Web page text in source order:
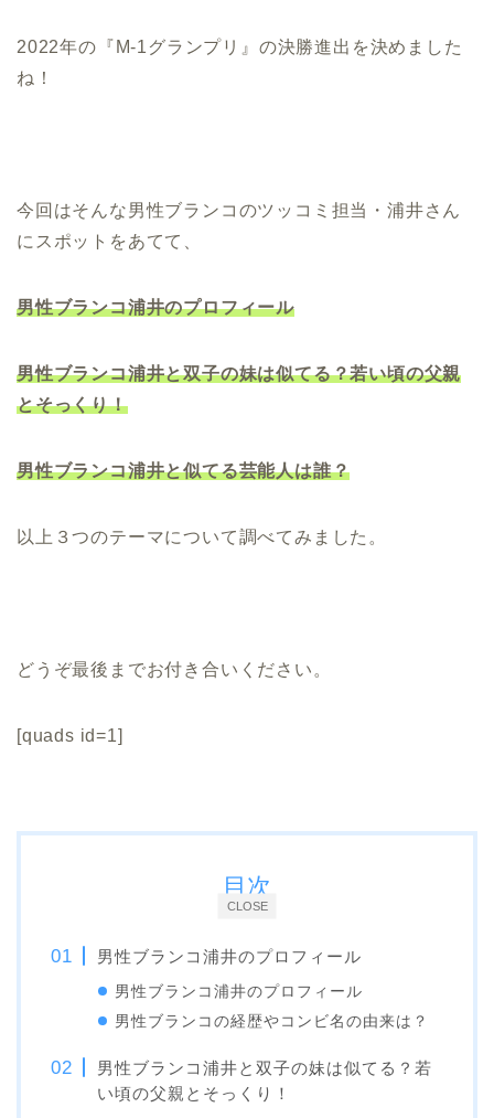
2022年の『M-1グランプリ』の決勝進出を決めました
ね！
今回はそんな男性ブランコのツッコミ担当・浦井さん
にスポットをあてて、
男性ブランコ浦井のプロフィール
男性ブランコ浦井と双子の妹は似てる？若い頃の父親
とそっくり！
男性ブランコ浦井と似てる芸能人は誰？
以上３つのテーマについて調べてみました。
どうぞ最後までお付き合いください。
[quads id=1]
CLOSE
目次
男性ブランコ浦井のプロフィール
男性ブランコ浦井のプロフィール
男性ブランコの経歴やコンビ名の由来は？
男性ブランコ浦井と双子の妹は似てる？若
い頃の父親とそっくり！